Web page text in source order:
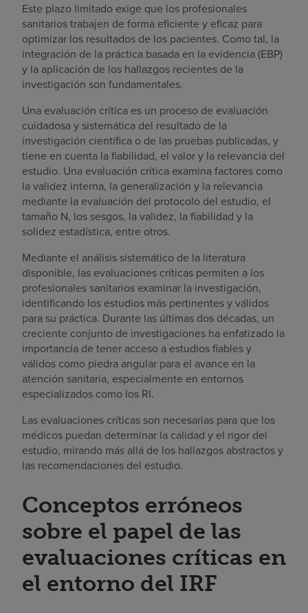
Este plazo limitado exige que los profesionales
sanitarios trabajen de forma eficiente y eficaz para
optimizar los resultados de los pacientes. Como tal, la
integración de la práctica basada en la evidencia (EBP)
y la aplicación de los hallazgos recientes de la
investigación son fundamentales.
Una evaluación crítica es un proceso de evaluación
cuidadosa y sistemática del resultado de la
investigación científica o de las pruebas publicadas, y
tiene en cuenta la fiabilidad, el valor y la relevancia del
estudio. Una evaluación crítica examina factores como
la validez interna, la generalización y la relevancia
mediante la evaluación del protocolo del estudio, el
tamaño N, los sesgos, la validez, la fiabilidad y la
solidez estadística, entre otros.
Mediante el análisis sistemático de la literatura
disponible, las evaluaciones críticas permiten a los
profesionales sanitarios examinar la investigación,
identificando los estudios más pertinentes y válidos
para su práctica. Durante las últimas dos décadas, un
creciente conjunto de investigaciones ha enfatizado la
importancia de tener acceso a estudios fiables y
válidos como piedra angular para el avance en la
atención sanitaria, especialmente en entornos
especializados como los RI.
Las evaluaciones críticas son necesarias para que los
médicos puedan determinar la calidad y el rigor del
estudio, mirando más allá de los hallazgos abstractos y
las recomendaciones del estudio.
Conceptos erróneos
sobre el papel de las
evaluaciones críticas en
el entorno del IRF